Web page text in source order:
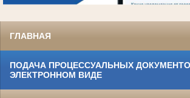
ГЛАВНАЯ
ПОДАЧА ПРОЦЕССУАЛЬНЫХ
ЭЛЕКТРОННОМ ВИДЕ